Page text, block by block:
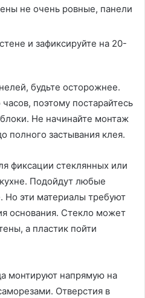
не очень ровные, панели
и зафиксируйте на 20-
будьте осторожнее.
поэтому постарайтесь
Не начинайте монтаж
полного застывания клея.
фиксации стеклянных или
Подойдут любые
Но эти материалы требуют
основания. Стекло может
а пластик пойти
монтируют напрямую на
Отверстия в